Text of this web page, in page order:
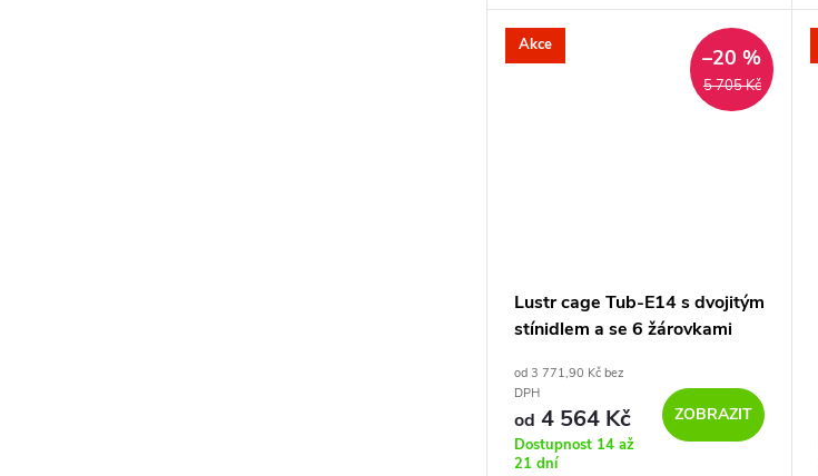
Akce
5 705 Kč
–20 %
Lustr cage Tub-E14 s dvojitým
stínidlem a se 6 žárovkami
od 3 771,90 Kč bez
DPH
od 4 564 Kč
Dostupnost 14 až
21 dní
ZOBRAZIT